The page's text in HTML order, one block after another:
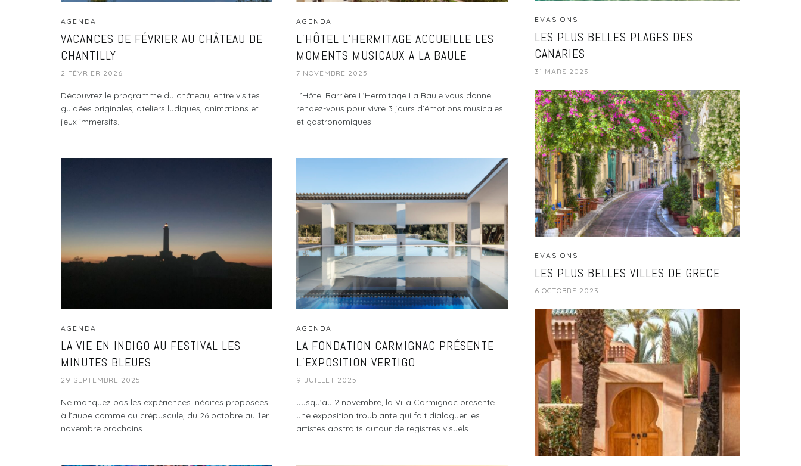
AGENDA
VACANCES DE FÉVRIER AU CHÂTEAU DE
CHANTILLY
2 FÉVRIER 2026
Découvrez le programme du château, entre visites
guidées originales, ateliers ludiques, animations et
jeux immersifs…
AGENDA
L’HÔTEL L’HERMITAGE ACCUEILLE LES
MOMENTS MUSICAUX A LA BAULE
7 NOVEMBRE 2025
L’Hôtel Barrière L’Hermitage La Baule vous donne
rendez-vous pour vivre 3 jours d’émotions musicales
et gastronomiques.
AGENDA
LA VIE EN INDIGO AU FESTIVAL LES
MINUTES BLEUES
29 SEPTEMBRE 2025
Ne manquez pas les expériences inédites proposées
à l’aube comme au crépuscule, du 26 octobre au 1er
novembre prochains.
AGENDA
LA FONDATION CARMIGNAC PRÉSENTE
L’EXPOSITION VERTIGO
9 JUILLET 2025
Jusqu’au 2 novembre, la Villa Carmignac présente
une exposition troublante qui fait dialoguer les
artistes abstraits autour de registres visuels...
EVASIONS
LES PLUS BELLES PLAGES DES
CANARIES
31 MARS 2023
EVASIONS
LES PLUS BELLES VILLES DE GRECE
6 OCTOBRE 2023